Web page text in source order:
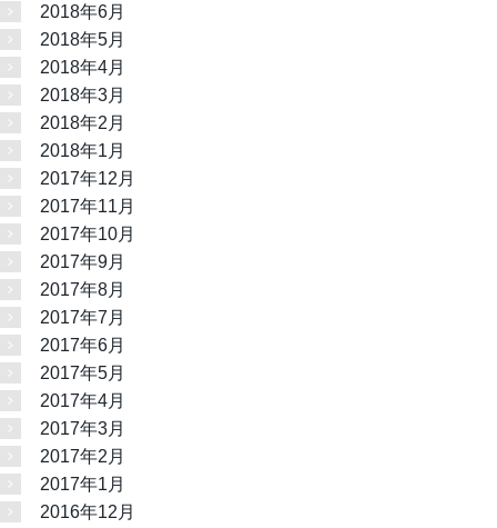
2018年6月
2018年5月
2018年4月
2018年3月
2018年2月
2018年1月
2017年12月
2017年11月
2017年10月
2017年9月
2017年8月
2017年7月
2017年6月
2017年5月
2017年4月
2017年3月
2017年2月
2017年1月
2016年12月